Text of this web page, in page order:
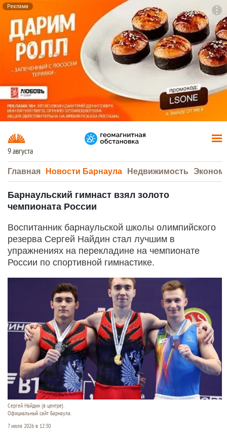
Реклама
9 августа
Главная Новости Барнаула Недвижимость
Барнаульский гимнаст взял золото
чемпионата России
Воспитанник барнаульской школы олимпийского
резерва Сергей Найдин стал лучшим в
упражнениях на перекладине на чемпионате
России по спортивной гимнастике.
Сергей Найдин (в центре).
Официальный сайт Барнаула.
7 июля 2026 в 12:30